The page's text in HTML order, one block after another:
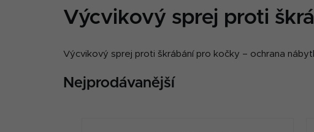
Výcvikový sprej proti
Výcvikový sprej proti škrábání pro kočky – ochrana
Nejprodávanější